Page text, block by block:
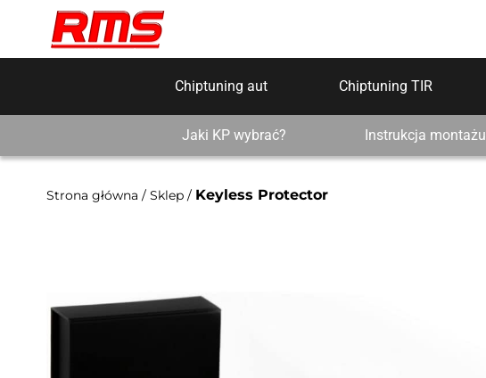
Chiptuning aut Chiptuning TIR
Jaki KP wybrać? Instrukcja montażu
Strona główna / Sklep / Keyless Protector